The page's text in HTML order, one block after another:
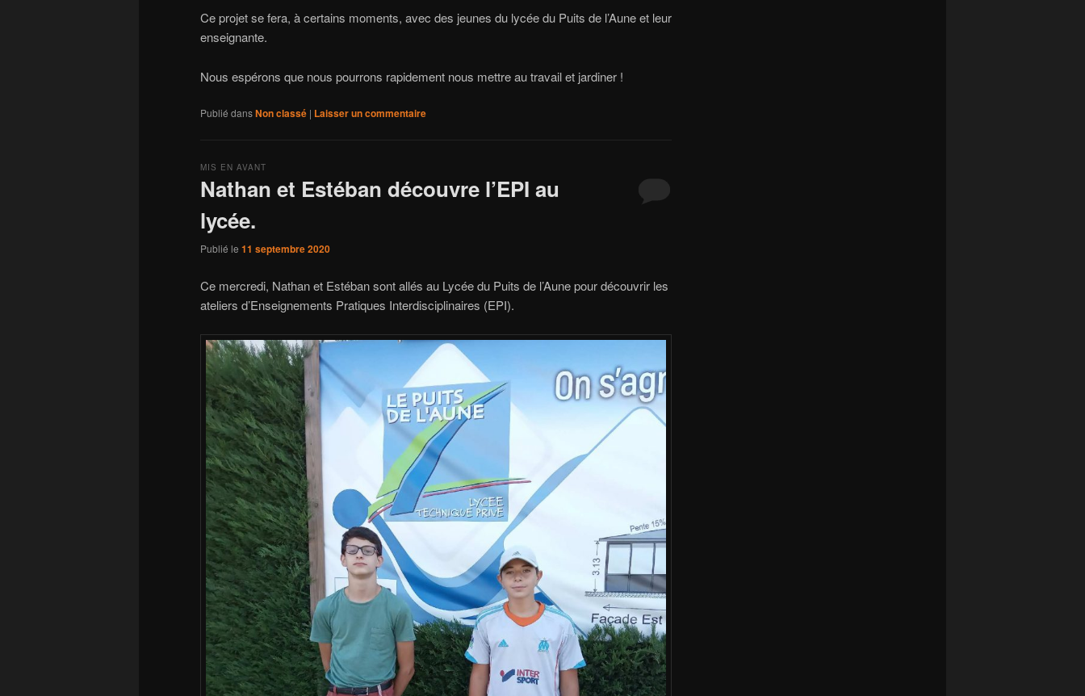
Ce projet se fera, à certains moments, avec des jeunes du lycée du Puits de l’Aune et leur
enseignante.
Nous espérons que nous pourrons rapidement nous mettre au travail et jardiner !
Publié dansNon classé | Laisser un commentaire
Nathan et Estéban découvre l’EPI au
lycée.
MIS EN AVANT
Publié le 11 septembre 2020
Ce mercredi, Nathan et Estéban sont allés au Lycée du Puits de l’Aune pour découvrir les
ateliers d’Enseignements Pratiques Interdisciplinaires (EPI).